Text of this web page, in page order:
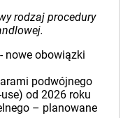
rodzaj procedury
nowe obowiązki
podwójnego
od 2026 roku
– planowane